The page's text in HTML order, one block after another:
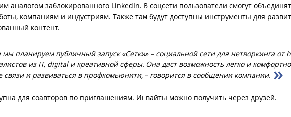
аналогом заблокированного LinkedIn. В соцсети пользователи смогут
компаниям и индустриям. Также там будут доступны инструменты для
контент.
мы планируем публичный запуск «Сетки» – социальной сети для нетворкинга от
из IT, digital и креативной сферы. Она даст возможность легко и
связи и развиваться в профкомьюнити, – говорится в сообщении компании.
для соавторов по приглашениям. Инвайты можно получить через друзей.